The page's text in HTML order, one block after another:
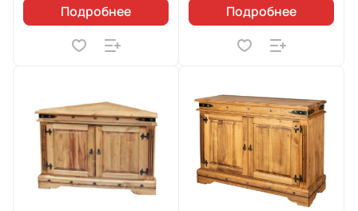
Подробнее
Подробнее